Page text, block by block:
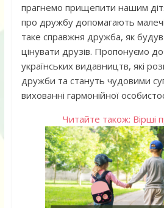
прагнемо прищепити нашим
про дружбу допомагають
таке справжня дружба, як
цінувати друзів. Пропонуємо
українських видавництв, які
дружби та стануть чудовими
вихованні гармонійної
Читайте також: Вірші